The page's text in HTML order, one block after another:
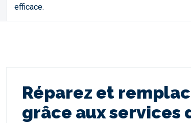
efficace.
Réparez et
grâce aux services